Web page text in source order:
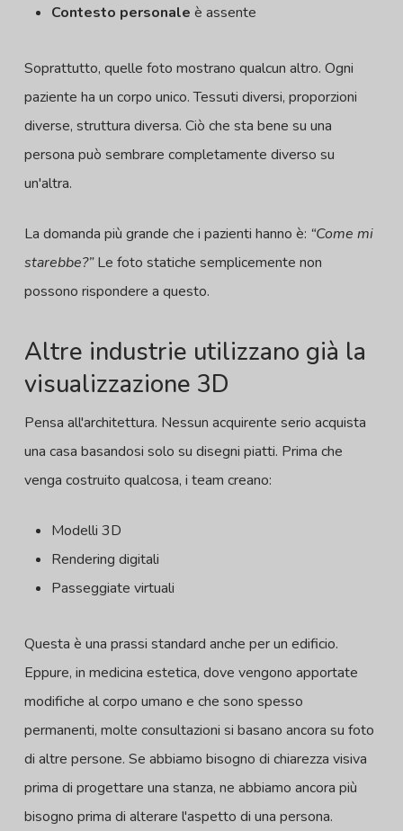
Contesto personale è assente
Soprattutto, quelle foto mostrano qualcun altro. Ogni
paziente ha un corpo unico. Tessuti diversi, proporzioni
diverse, struttura diversa. Ciò che sta bene su una
persona può sembrare completamente diverso su
un'altra.
La domanda più grande che i pazienti hanno è: “Come mi
starebbe?”Le foto statiche semplicemente non
possono rispondere a questo.
Altre industrie utilizzano già la
visualizzazione 3D
Pensa all'architettura. Nessun acquirente serio acquista
una casa basandosi solo su disegni piatti. Prima che
venga costruito qualcosa, i team creano:
Modelli 3D
Rendering digitali
Passeggiate virtuali
Questa è una prassi standard anche per un edificio.
Eppure, in medicina estetica, dove vengono apportate
modifiche al corpo umano e che sono spesso
permanenti, molte consultazioni si basano ancora su foto
di altre persone. Se abbiamo bisogno di chiarezza visiva
prima di progettare una stanza, ne abbiamo ancora più
bisogno prima di alterare l'aspetto di una persona.